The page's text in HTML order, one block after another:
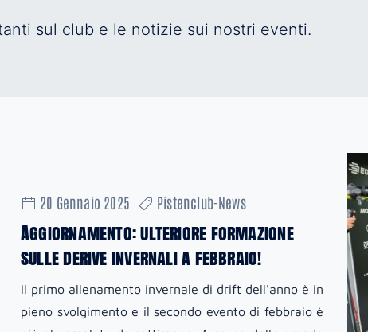
sul club e le notizie sui nostri eventi.
20 Gennaio 2025 Pistenclub-News
Aggiornamento: ulteriore formazione
sulle derive invernali a febbraio!
Il primo allenamento invernale di drift dell'anno è in
pieno svolgimento e il secondo evento di febbraio è